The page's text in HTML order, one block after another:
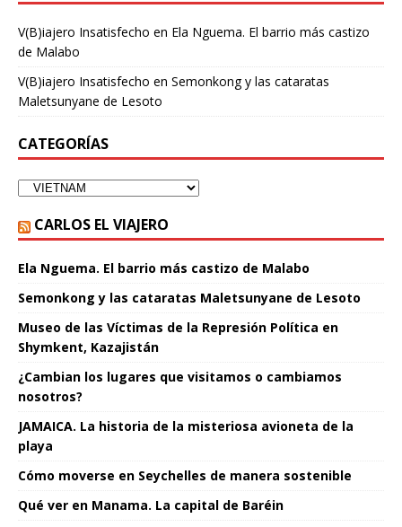
V(B)iajero Insatisfecho en Ela Nguema. El barrio más castizo
de Malabo
V(B)iajero Insatisfecho en Semonkong y las cataratas
Maletsunyane de Lesoto
CATEGORÍAS
CARLOS EL VIAJERO
Ela Nguema. El barrio más castizo de Malabo
Semonkong y las cataratas Maletsunyane de Lesoto
Museo de las Víctimas de la Represión Política en
Shymkent, Kazajistán
¿Cambian los lugares que visitamos o cambiamos
nosotros?
JAMAICA. La historia de la misteriosa avioneta de la
playa
Cómo moverse en Seychelles de manera sostenible
Qué ver en Manama. La capital de Baréin